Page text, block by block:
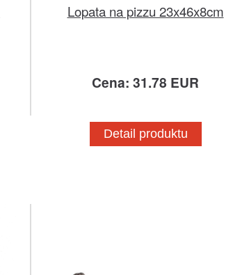
Lopata na pizzu 23x46x8cm
Cena: 31.78 EUR
Detail produktu